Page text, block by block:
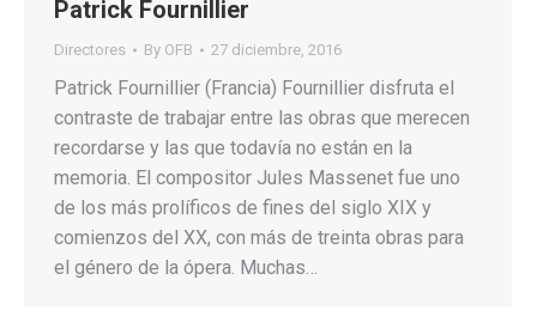
Patrick Fournillier
Directores By OFB 27 diciembre, 2016
Patrick Fournillier (Francia) Fournillier disfruta el
contraste de trabajar entre las obras que merecen
recordarse y las que todavía no están en la
memoria. El compositor Jules Massenet fue uno
de los más prolíficos de fines del siglo XIX y
comienzos del XX, con más de treinta obras para
el género de la ópera. Muchas…